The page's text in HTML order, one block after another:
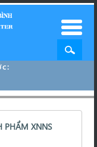
PHẨM XNNS